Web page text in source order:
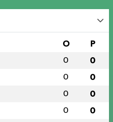
O P
0 0
0 0
0 0
0 0